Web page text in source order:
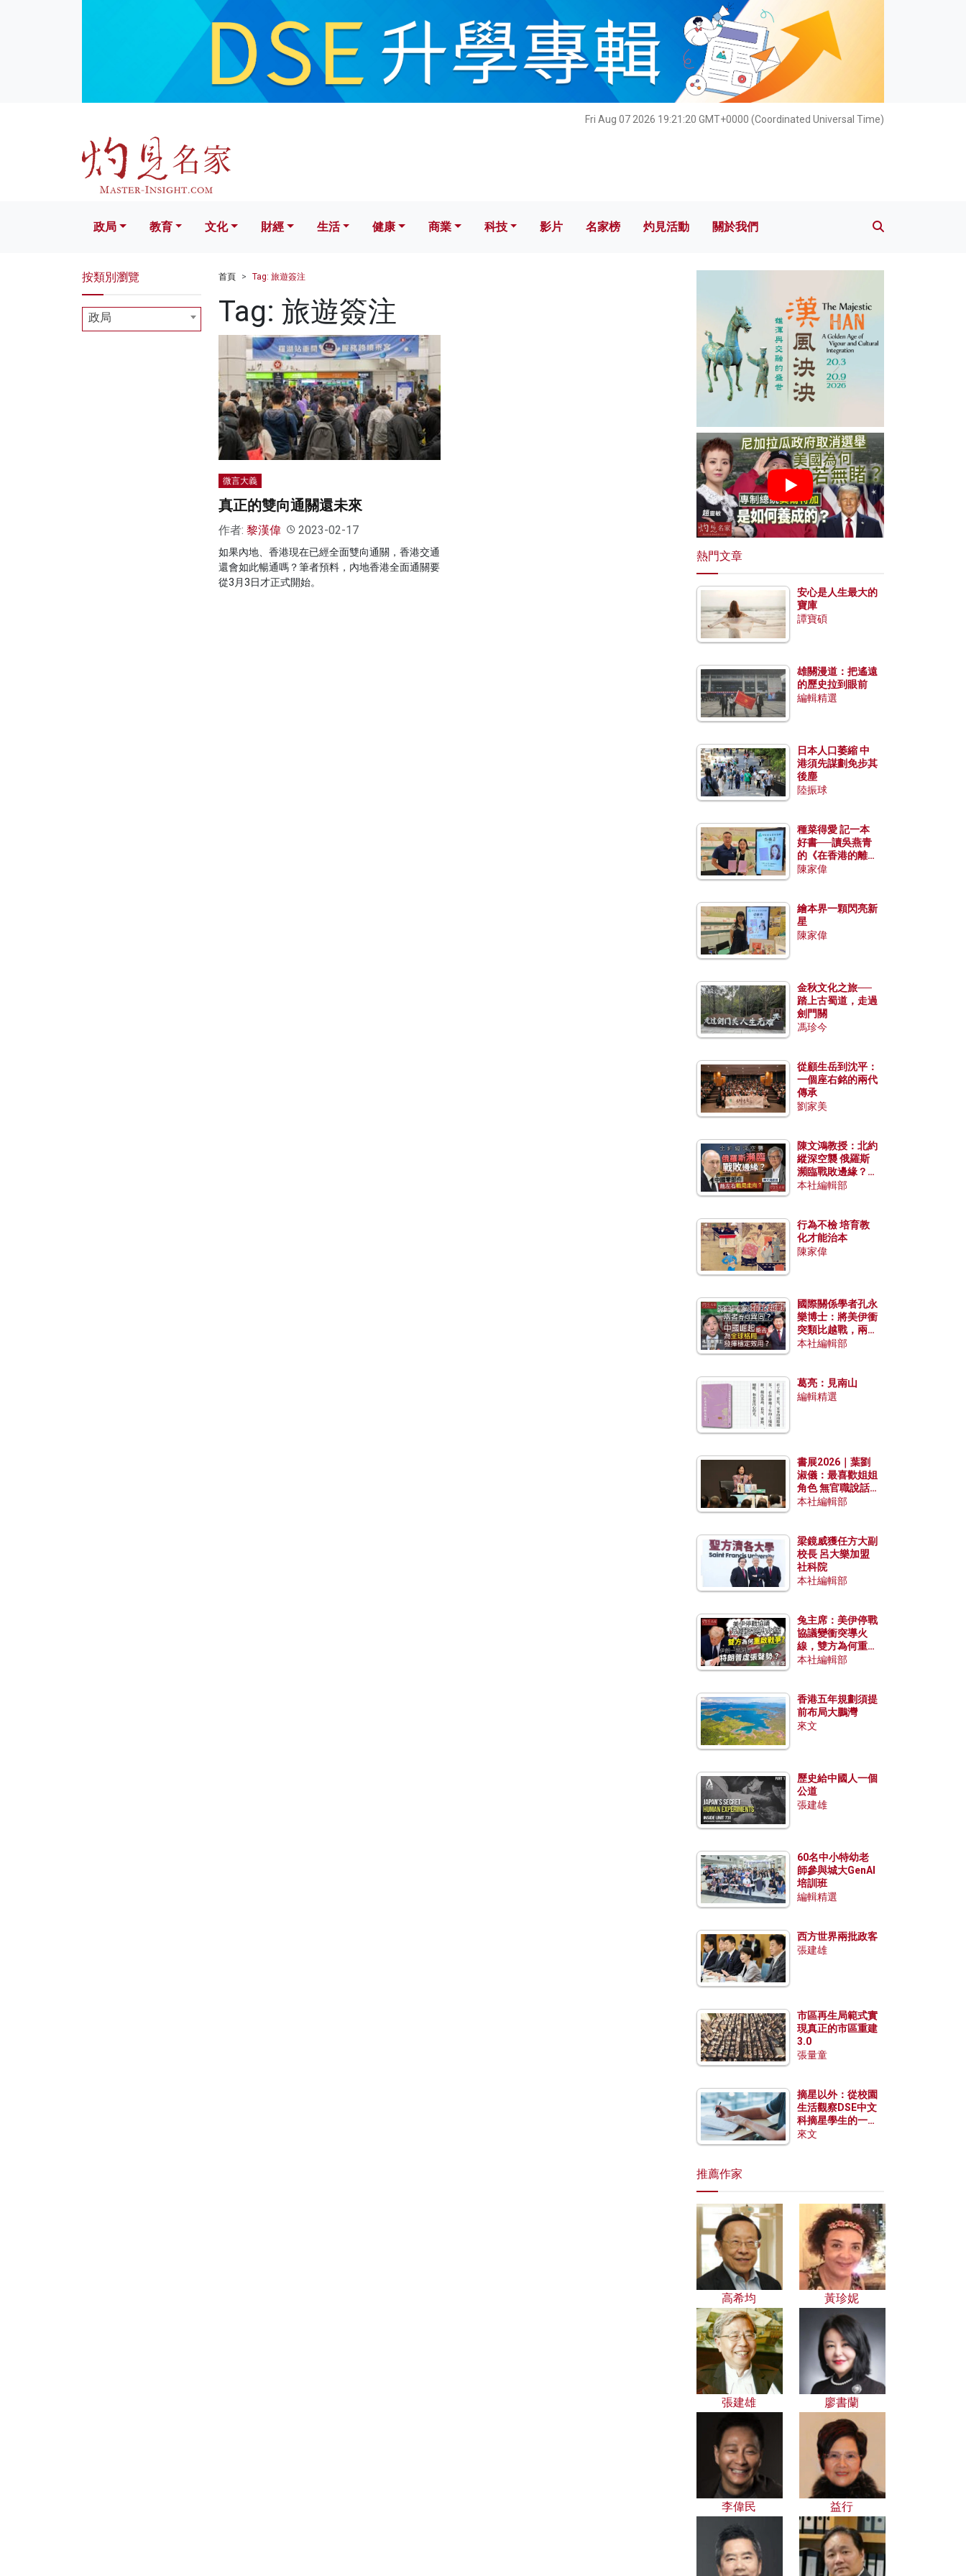
Fri Aug 07 2026 19:21:21 GMT+0000 (Coordinated Universal Time)
文化 財經 生活 健康 科技 影片 名家榜 灼見活動 關於我們
政局 教育 文化 財經 生活 健康 商業 科技 影片 名家榜 灼見活動 關於我們
首頁 Tag: 旅遊簽注
Tag: 旅遊簽注
微言大義
真正的雙向通關還未來
作者: 黎漢偉 2023-02-17
如果內地、香港現在已經全面雙向通關，香港交通
還會如此暢通嗎？筆者預料，內地香港全面通關要
從3月3日才正式開始。
按類別瀏覽
政局
熱門文章
安心是人生最大的
寶庫
譚寶碩
雄關漫道：把遙遠
的歷史拉到眼前
編輯精選
日本人口萎縮 中
港須先謀劃免步其
後塵
陸振球
種菜得愛 記一本
好書──讀吳燕青
的《在香港的離島
種菜》
陳家偉
繪本界一顆閃亮新
星
陳家偉
金秋文化之旅──
踏上古蜀道，走過
劍門關
馮珍今
從顧生岳到沈平：
一個座右銘的兩代
傳承
劉家美
陳文鴻教授：北約
縱深空襲 俄羅斯
瀕臨戰敗邊緣？中
國零部件能左右戰
本社編輯部
行為不檢 培育教
化才能治本
陳家偉
國際關係學者孔永
樂博士：將美伊衝
突類比越戰，兩者
有何異同？中國崛
本社編輯部
葛亮：見南山
編輯精選
書展2026｜葉劉
淑儀：最喜歡姐姐
角色 無官職說話
包袱少
本社編輯部
梁鏡威獲任方大副
校長 呂大樂加盟
社科院
本社編輯部
兔主席：美伊停戰
協議變衝突導火
線，雙方為何重啟
戰爭？伊朗一早洞
本社編輯部
香港五年規劃須提
前布局大鵬灣
來文
歷史給中國人一個
公道
張建雄
60名中小特幼老
師參與城大GenAI
培訓班
編輯精選
西方世界兩批政客
張建雄
市區再生局範式實
現真正的市區重建
3.0
張量童
摘星以外：從校園
生活觀察DSE中文
科摘星學生的一點
特質
來文
推薦作家
高希均 黃珍妮
張建雄 廖書蘭
李偉民 益行